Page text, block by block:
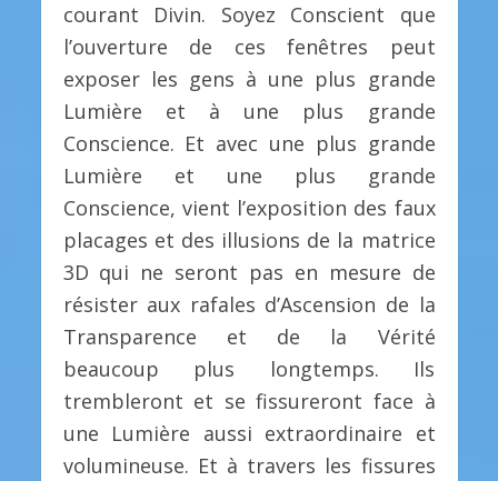
courant Divin. Soyez Conscient que
l’ouverture de ces fenêtres peut
exposer les gens à une plus grande
Lumière et à une plus grande
Conscience. Et avec une plus grande
Lumière et une plus grande
Conscience, vient l’exposition des faux
placages et des illusions de la matrice
3D qui ne seront pas en mesure de
résister aux rafales d’Ascension de la
Transparence et de la Vérité
beaucoup plus longtemps. Ils
trembleront et se fissureront face à
une Lumière aussi extraordinaire et
volumineuse. Et à travers les fissures